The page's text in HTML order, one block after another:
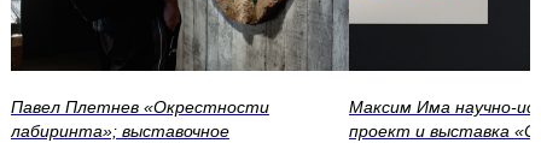
Павел Плетнев «Окрестности
лабиринта»; выставочное
Максим Има научно-
проект и выставка